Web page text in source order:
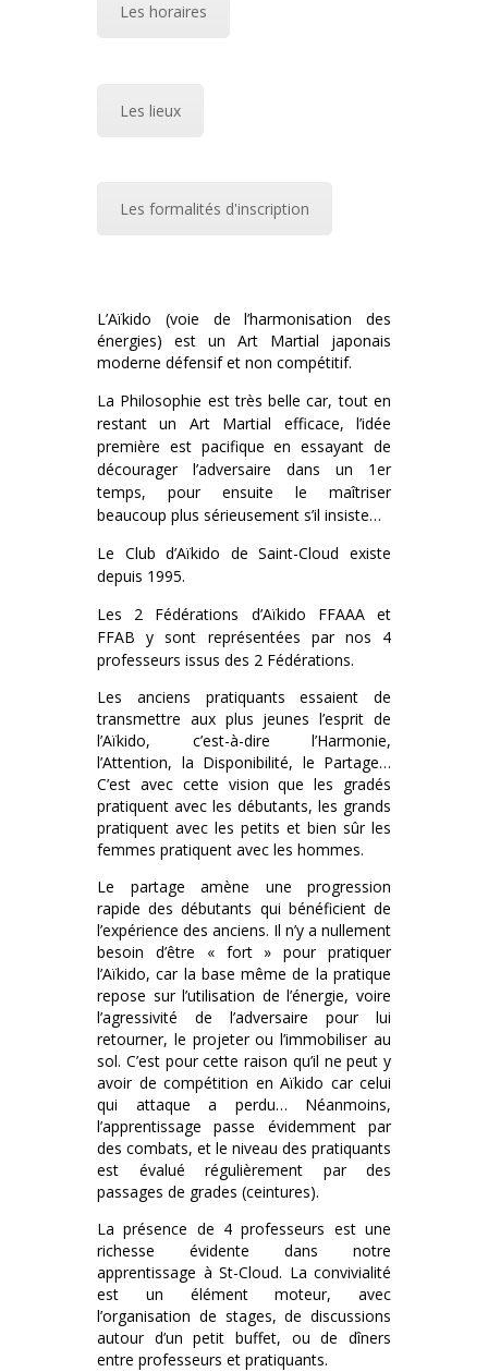
Les horaires
Les lieux
Les formalités d'inscription
L’Aïkido (voie de l’harmonisation des
énergies) est un Art Martial japonais
moderne défensif et non compétitif.
La Philosophie est très belle car, tout en
restant un Art Martial efficace, l’idée
première est pacifique en essayant de
décourager l’adversaire dans un 1er
temps, pour ensuite le maîtriser
beaucoup plus sérieusement s’il insiste…
Le Club d’Aïkido de Saint-Cloud existe
depuis 1995.
Les 2 Fédérations d’Aïkido FFAAA et
FFAB y sont représentées par nos 4
professeurs issus des 2 Fédérations.
Les anciens pratiquants essaient de
transmettre aux plus jeunes l’esprit de
l’Aïkido, c’est-à-dire l’Harmonie,
l’Attention, la Disponibilité, le Partage…
C’est avec cette vision que les gradés
pratiquent avec les débutants, les grands
pratiquent avec les petits et bien sûr les
femmes pratiquent avec les hommes.
Le partage amène une progression
rapide des débutants qui bénéficient de
l’expérience des anciens. Il n’y a nullement
besoin d’être « fort » pour pratiquer
l’Aïkido, car la base même de la pratique
repose sur l’utilisation de l’énergie, voire
l’agressivité de l’adversaire pour lui
retourner, le projeter ou l’immobiliser au
sol. C’est pour cette raison qu’il ne peut y
avoir de compétition en Aïkido car celui
qui attaque a perdu… Néanmoins,
l’apprentissage passe évidemment par
des combats, et le niveau des pratiquants
est évalué régulièrement par des
passages de grades (ceintures).
La présence de 4 professeurs est une
richesse évidente dans notre
apprentissage à St-Cloud. La convivialité
est un élément moteur, avec
l’organisation de stages, de discussions
autour d’un petit buffet, ou de dîners
entre professeurs et pratiquants.